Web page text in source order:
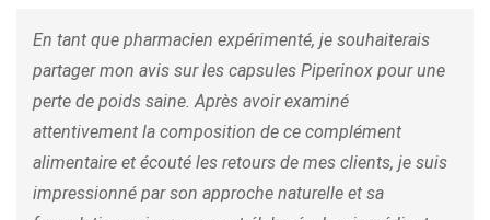
En tant que pharmacien expérimenté, je souhaiterais
partager mon avis sur les capsules Piperinox pour une
perte de poids saine. Après avoir examiné
attentivement la composition de ce complément
alimentaire et écouté les retours de mes clients, je suis
impressionné par son approche naturelle et sa